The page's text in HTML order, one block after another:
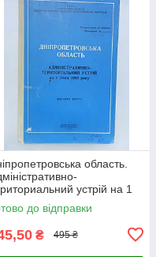
область.
устрій на 1
1983 року (б/у).
до відправки
₴ 495 ₴